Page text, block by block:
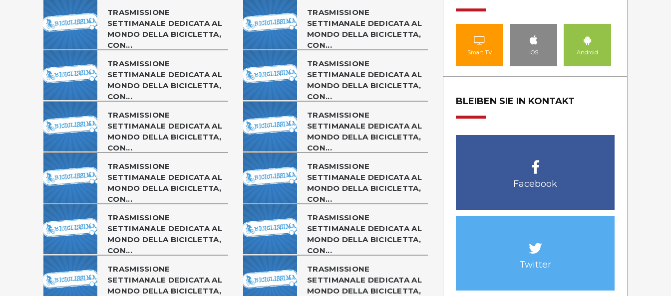
TRASMISSIONE
SETTIMANALE DEDICATA AL
MONDO DELLA BICICLETTA,
CON...
TRASMISSIONE
SETTIMANALE DEDICATA AL
MONDO DELLA BICICLETTA,
CON...
TRASMISSIONE
SETTIMANALE DEDICATA AL
MONDO DELLA BICICLETTA,
CON...
TRASMISSIONE
SETTIMANALE DEDICATA AL
MONDO DELLA BICICLETTA,
CON...
TRASMISSIONE
SETTIMANALE DEDICATA AL
MONDO DELLA BICICLETTA,
CON...
TRASMISSIONE
SETTIMANALE DEDICATA AL
MONDO DELLA BICICLETTA,
CON...
TRASMISSIONE
SETTIMANALE DEDICATA AL
MONDO DELLA BICICLETTA,
CON...
TRASMISSIONE
SETTIMANALE DEDICATA AL
MONDO DELLA BICICLETTA,
CON...
TRASMISSIONE
SETTIMANALE DEDICATA AL
MONDO DELLA BICICLETTA,
CON...
TRASMISSIONE
SETTIMANALE DEDICATA AL
MONDO DELLA BICICLETTA,
CON...
TRASMISSIONE
SETTIMANALE DEDICATA AL
MONDO DELLA BICICLETTA,
TRASMISSIONE
SETTIMANALE DEDICATA AL
MONDO DELLA BICICLETTA,
Smart TV IOS Android
BLEIBEN SIE IN KONTAKT
Facebook
Twitter